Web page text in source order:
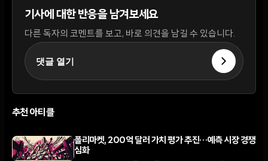
기사에 대한 반응을 남겨보세요
다른 독자의 코멘트를 보고, 바로 의견을 남길 수 있습니다.
댓글 열기
추천 아티클
폴리마켓, 200억 달러 가치 평가 추진…예측 시장 경쟁
심화